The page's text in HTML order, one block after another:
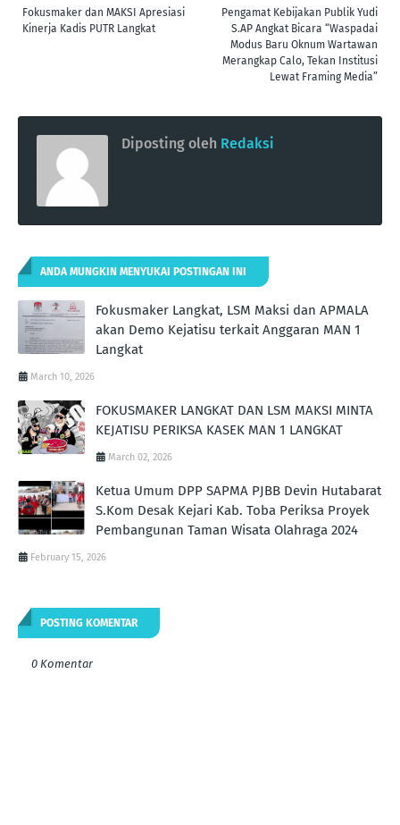
Pengamat Kebijakan Publik Yudi
S.AP Angkat Bicara “Waspadai
Modus Baru Oknum Wartawan
Merangkap Calo, Tekan Institusi
Lewat Framing Media”
Fokusmaker dan MAKSI Apresiasi
Kinerja Kadis PUTR Langkat
Diposting oleh Redaksi
ANDA MUNGKIN MENYUKAI POSTINGAN INI
Fokusmaker Langkat, LSM Maksi dan APMALA
akan Demo Kejatisu terkait Anggaran MAN 1
Langkat
March 10, 2026
FOKUSMAKER LANGKAT DAN LSM MAKSI MINTA
KEJATISU PERIKSA KASEK MAN 1 LANGKAT
March 02, 2026
Ketua Umum DPP SAPMA PJBB Devin Hutabarat
S.Kom Desak Kejari Kab. Toba Periksa Proyek
Pembangunan Taman Wisata Olahraga 2024
February 15, 2026
POSTING KOMENTAR
0 Komentar